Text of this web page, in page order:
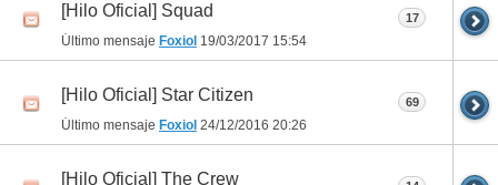
[Hilo Oficial] Squad
Último mensaje Foxiol 19/03/2017 15:54
17
[Hilo Oficial] Star Citizen
Último mensaje Foxiol 24/12/2016 20:26
69
[Hilo Oficial] The Crew